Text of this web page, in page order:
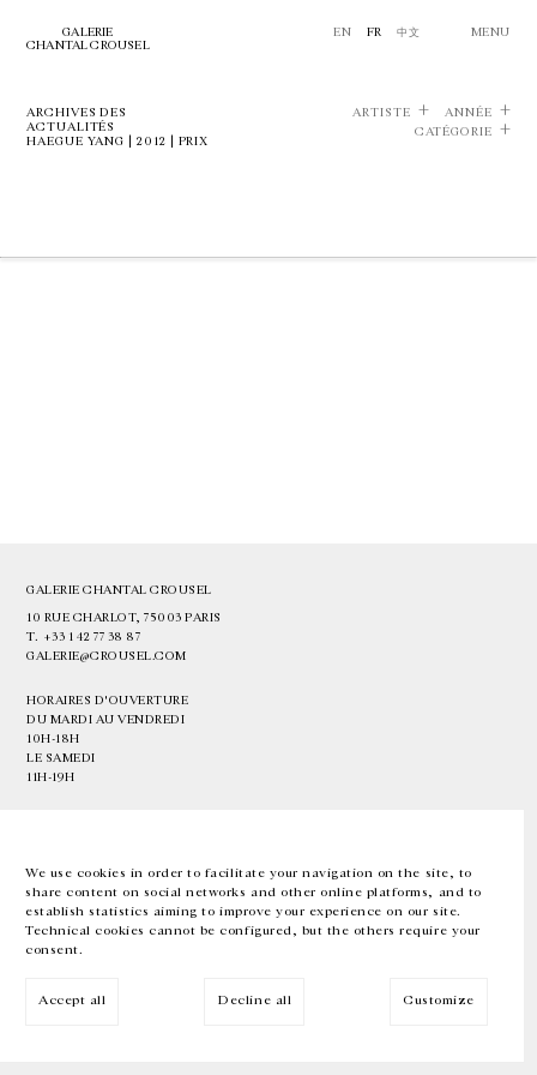
We use cookies in order to facilitate your navigation on the site, to
share content on social networks and other online platforms, and to
establish statistics aiming to improve your experience on our site.
Technical cookies cannot be configured, but the others require your
consent.
Accept all Decline all Customize
GALERIE
CHANTAL CROUSEL
EN FR 中文 MENU
ARCHIVES DES
ACTUALITÉS
HAEGUE YANG | 2012 | PRIX
ARTISTE
ANNÉE
CATÉGORIE
GALERIE CHANTAL CROUSEL
10 RUE CHARLOT, 75003 PARIS
T. +33 1 42 77 38 87
GALERIE@CROUSEL.COM
HORAIRES D'OUVERTURE
DU MARDI AU VENDREDI
10H-18H
LE SAMEDI
11H-19H
EN FR 中文 Facebook Instagram
Inscrivez-vous à notre newsletter